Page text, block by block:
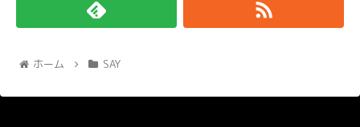
ホーム SAY